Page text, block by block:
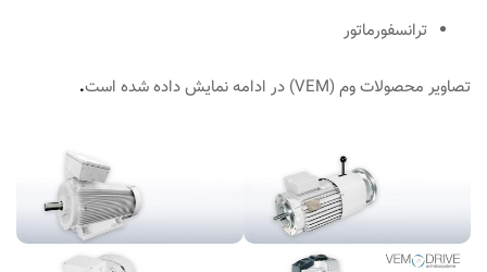
ترانسفورماتور
تصاویر محصولات وم (VEM) در ادامه نمایش داده شده است .